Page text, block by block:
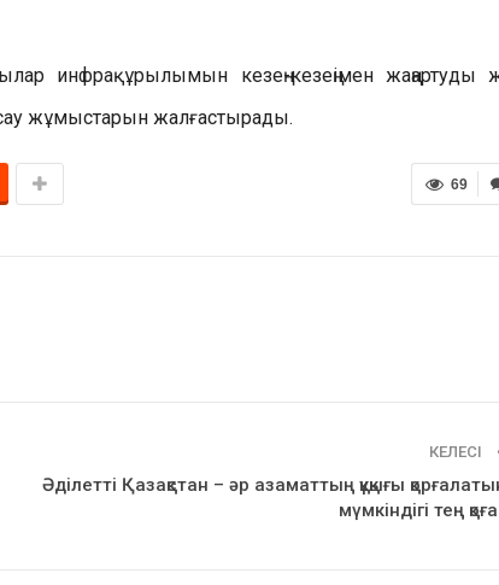
инфрақұрылымын кезең-кезеңімен жаңартуды
жұмыстарын жалғастырады.
69
КЕЛЕСІ
Әділетті Қазақстан – әр азаматтың құқығы
мүмкіндігі тең